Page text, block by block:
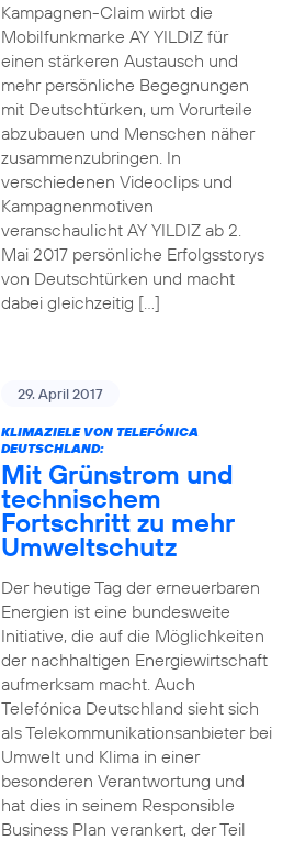
Kampagnen-Claim wirbt die
Mobilfunkmarke AY YILDIZ für
einen stärkeren Austausch und
mehr persönliche Begegnungen
mit Deutschtürken, um Vorurteile
abzubauen und Menschen näher
zusammenzubringen. In
verschiedenen Videoclips und
Kampagnenmotiven
veranschaulicht AY YILDIZ ab 2.
Mai 2017 persönliche Erfolgsstorys
von Deutschtürken und macht
dabei gleichzeitig […]
29. April 2017
KLIMAZIELE VON TELEFÓNICA
DEUTSCHLAND:
Mit Grünstrom und
technischem
Fortschritt zu mehr
Umweltschutz
Der heutige Tag der erneuerbaren
Energien ist eine bundesweite
Initiative, die auf die Möglichkeiten
der nachhaltigen Energiewirtschaft
aufmerksam macht. Auch
Telefónica Deutschland sieht sich
als Telekommunikationsanbieter bei
Umwelt und Klima in einer
besonderen Verantwortung und
hat dies in seinem Responsible
Business Plan verankert, der Teil